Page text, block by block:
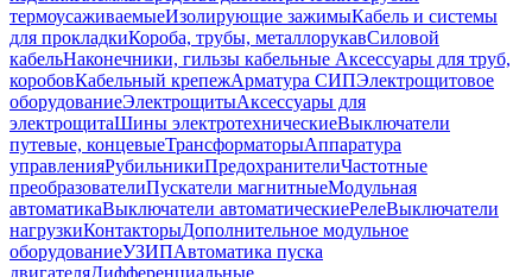
термоусаживаемыеИзолирующие зажимыКабель и системы
для прокладкиКороба, трубы, металлорукавСиловой
кабельНаконечники, гильзы кабельные Аксессуары для труб,
коробовКабельный крепежАрматура СИПЭлектрощитовое
оборудованиеЭлектрощитыАксессуары для
электрощитаШины электротехническиеВыключатели
путевые, концевыеТрансформаторыАппаратура
управленияРубильникиПредохранителиЧастотные
преобразователиПускатели магнитныеМодульная
автоматикаВыключатели автоматическиеРелеВыключатели
нагрузкиКонтакторыДополнительное модульное
оборудованиеУЗИПАвтоматика пуска
двигателяДифференциальные